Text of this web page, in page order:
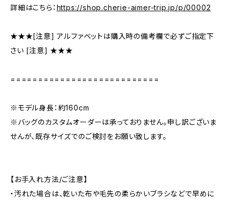
詳細はこちら： https://shop.cherie-aimer-trip.jp/p/00002
★★★[注意] アルファベットは購入時の備考欄で必ずご指定下
さい [注意] ★★★
===========================
※モデル身長：約160cm
※バッグのカスタムオーダーは承っておりません。申し訳ございま
せんが、既存サイズでのご検討をお願い致します。
【お手入れ方法/ご注意】
・汚れた場合は、乾いた布や毛先の柔らかいブラシなどで早めに